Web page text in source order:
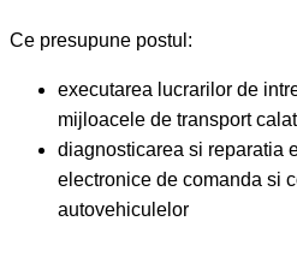
Ce presupune postul:
executarea lucrarilor de
mijloacele de transport
diagnosticarea si reparatia
electronice de comanda si
autovehiculelor